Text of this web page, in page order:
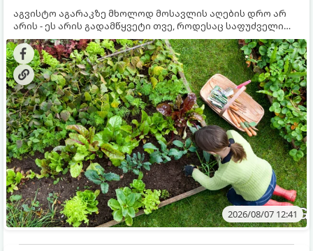
აგვისტო აგარაკზე მხოლოდ მოსავლის აღების დრო არ
არის - ეს არის გადამწყვეტი თვე, როდესაც საფუძველი
ეყრება მომავალი წლის მოსავალს და ბაღი მზადდება
შემოდგომა-ზამთრის სეზონისთვის. იმისათვის, რომ
ნიადაგმა ენერგია აღიდგინოს, ხოლო მცენარეებმა
ზამთარს გაუძლონ, აგვისტოს ბოლომდე 5
მნიშვნელოვანი საქმის გაკეთება უნდა მოასწროთ:
2026/08/07 12:41